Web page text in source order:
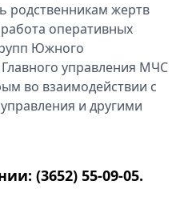
родственникам жертв
оперативных
Южного
управления МЧС
во взаимодействии с
и другими
(3652) 55-09-05.